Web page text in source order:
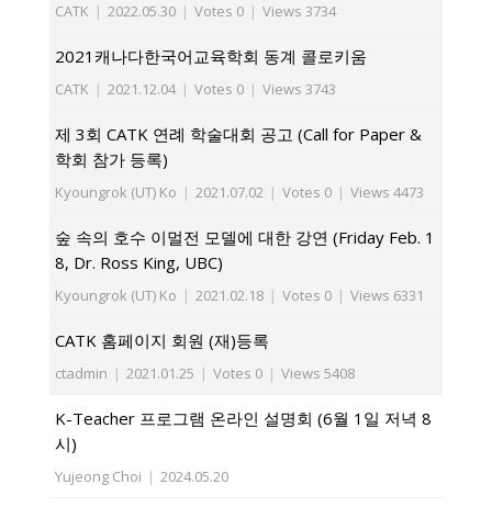
CATK | 2022.05.30 | Votes 0 | Views 3734
2021캐나다한국어교육학회 동계 콜로키움
CATK | 2021.12.04 | Votes 0 | Views 3743
제 3회 CATK 연례 학술대회 공고 (Call for Paper &
학회 참가 등록)
Kyoungrok (UT) Ko | 2021.07.02 | Votes 0 | Views 4473
숲 속의 호수 이멀전 모델에 대한 강연 (Friday Feb. 1
8, Dr. Ross King, UBC)
Kyoungrok (UT) Ko | 2021.02.18 | Votes 0 | Views 6331
CATK 홈페이지 회원 (재)등록
ctadmin | 2021.01.25 | Votes 0 | Views 5408
K-Teacher 프로그램 온라인 설명회 (6월 1일 저녁 8
시)
Yujeong Choi | 2024.05.20